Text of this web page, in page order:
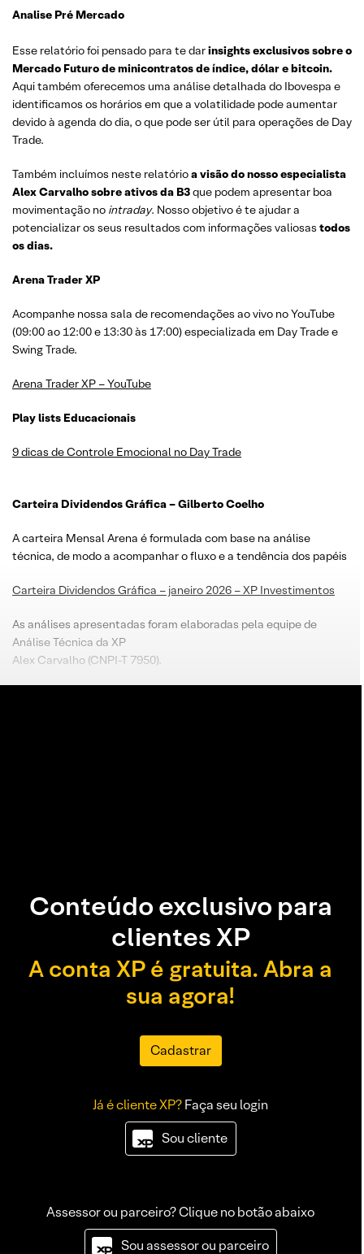
Analise Pré Mercado
Esse relatório foi pensado para te darinsights exclusivos sobre o
Mercado Futuro de minicontratos de índice, dólar e bitcoin.
Aqui também oferecemos uma análise detalhada do Ibovespa e
identificamos os horários em que a volatilidade pode aumentar
devido à agenda do dia, o que pode ser útil para operações de Day
Trade.
Também incluímos neste relatórioa visão do nosso especialista
Alex Carvalho sobre ativos da B3que podem apresentar boa
movimentação no intraday. Nosso objetivo é te ajudar a
potencializar os seus resultados com informações valiosas todos
os dias.
Arena Trader XP
Acompanhe nossa sala de recomendações ao vivo no YouTube
(09:00 ao 12:00 e 13:30 às 17:00) especializada em Day Trade e
Swing Trade.
Arena Trader XP – YouTube
Play lists Educacionais
9 dicas de Controle Emocional no Day Trade
Carteira Dividendos Gráfica – Gilberto Coelho
A carteira Mensal Arena é formulada com base na análise
técnica, de modo a acompanhar o fluxo e a tendência dos papéis
Carteira Dividendos Gráfica – janeiro 2026 – XP Investimentos
As análises apresentadas foram elaboradas pela equipe de
Análise Técnica da XP
Alex Carvalho (CNPI-T 7950).
Conteúdo exclusivo para
clientes XP
A conta XP é gratuita. Abra a
sua agora!
Cadastrar
Já é cliente XP?Faça seu login
Sou cliente
Assessor ou parceiro? Clique no botão abaixo
Sou assessor ou parceiro